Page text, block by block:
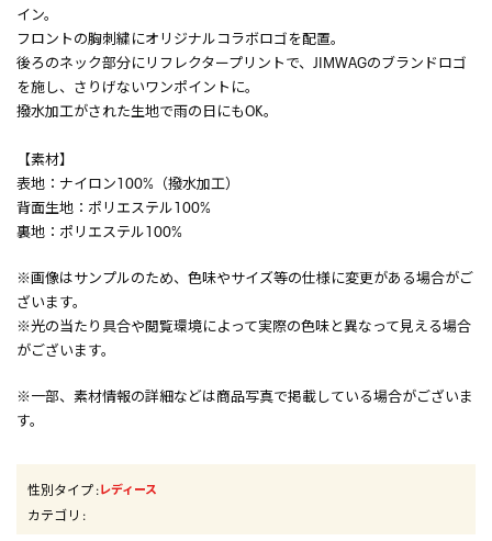
イン。
フロントの胸刺繍にオリジナルコラボロゴを配置。
後ろのネック部分にリフレクタープリントで、JIMWAGのブランドロゴ
を施し、さりげないワンポイントに。
撥水加工がされた生地で雨の日にもOK。
【素材】
表地：ナイロン100%（撥水加工）
背面生地：ポリエステル100%
裏地：ポリエステル100%
※画像はサンプルのため、色味やサイズ等の仕様に変更がある場合がご
ざいます。
※光の当たり具合や閲覧環境によって実際の色味と異なって見える場合
がございます。
※一部、素材情報の詳細などは商品写真で掲載している場合がございま
す。
性別タイプ:レディース
カテゴリ :